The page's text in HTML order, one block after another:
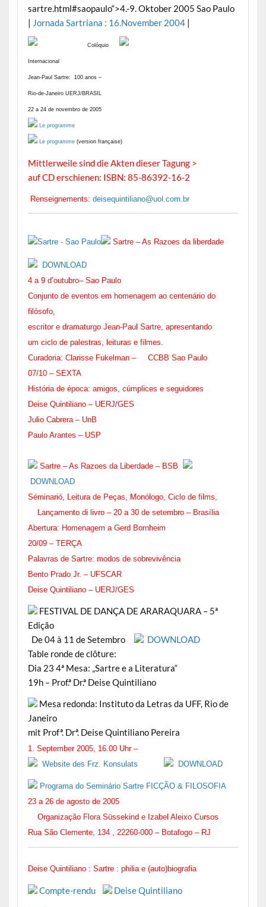
sartre.html#saopaulo“>4.-9. Oktober 2005 Sao Paulo
| Jornada Sartriana : 16.November 2004|
Colóquio
Internacional
Jean-Paul Sartre: 100 anos –
Rio-de-Janeiro UERJ/BRASIL
22 a 24 de novembro de 2005
Le programme
Le programme(version française)
Mittlerweile sind die Akten dieser Tagung >
auf CD erschienen: ISBN: 85-86392-16-2
Renseignements: deisequintiliano@uol.com.br
Sartre – As Razoes da liberdade
DOWNLOAD
4 a 9 d’outubro– Sao Paulo
Conjunto de eventos em homenagem ao centenário do
filósofo,
escritor e dramaturgo Jean-Paul Sartre, apresentando
um ciclo de palestras, leituras e filmes.
Curadoria: Clarisse Fukelman – CCBB Sao Paulo
07/10 – SEXTA
História de época: amigos, cúmplices e seguidores
Deise Quintiliano – UERJ/GES
Julio Cabrera – UnB
Paulo Arantes – USP
Sartre – As Razoes da Liberdade – BSB
DOWNLOAD
Séminarió, Leitura de Peças, Monólogo, Ciclo de films,
Lançamento di livro – 20 a 30 de setembro– Brasília
Abertura: Homenagem a Gerd Bornheim
20/09 – TERÇA
Palavras de Sartre: modos de sobrevivência
Bento Prado Jr. – UFSCAR
Deise Quintiliano – UERJ/GES
FESTIVAL DE DANÇA DE ARARAQUARA – 5ª
Edição
De 04 à 11 de Setembro
DOWNLOAD
Table ronde de clôture:
Dia 23 4ª Mesa: „Sartre e a Literatura“
19h – Prof.ª Dr.ª Deise Quintiliano
Mesa redonda: Instituto da Letras da UFF, Rio de
Janeiro
mit Profª. Drª. Deise Quintiliano Pereira
1. September 2005, 16.00 Uhr –
Website des Frz. Konsulats
DOWNLOAD
Programa do Seminário Sartre FICÇÃO & FILOSOFIA
23 a 26 de agosto de 2005
Organização Flora Süssekind e Izabel Aleixo Cursos
Rua São Clemente, 134 , 22260-000 – Botafogo – RJ
Deise Quintiliano : Sartre : philia e (auto)biografia
Compte-rendu Deise Quintiliano